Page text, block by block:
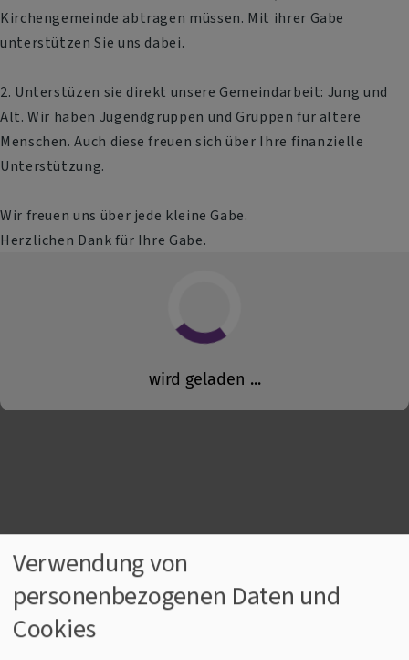
Kirchengemeinde abtragen müssen. Mit ihrer Gabe
unterstützen Sie uns dabei.
2. Unterstüzen sie direkt unsere Gemeindarbeit: Jung und
Alt. Wir haben Jugendgruppen und Gruppen für ältere
Menschen. Auch diese freuen sich über Ihre finanzielle
Unterstützung.
Wir freuen uns über jede kleine Gabe.
Herzlichen Dank für Ihre Gabe.
Verwendung von
personenbezogenen Daten und
Cookies